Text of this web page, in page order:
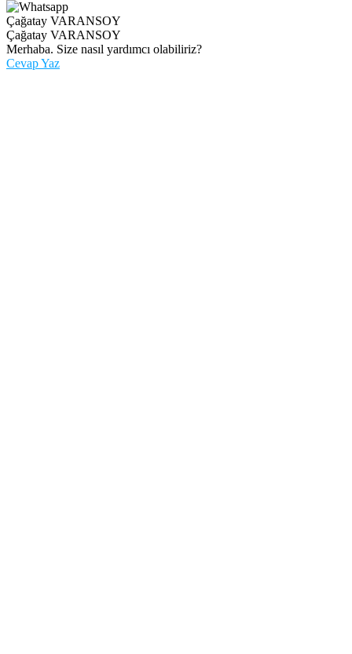
Çağatay VARANSOY
Çağatay VARANSOY
Merhaba. Size nasıl yardımcı olabiliriz?
Cevap Yaz